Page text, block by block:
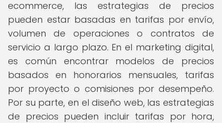
ecommerce, las estrategias de precios
pueden estar basadas en tarifas por envío,
volumen de operaciones o contratos de
servicio a largo plazo. En el marketing digital,
es común encontrar modelos de precios
basados en honorarios mensuales, tarifas
por proyecto o comisiones por desempeño.
Por su parte, en el diseño web, las estrategias
de precios pueden incluir tarifas por hora,